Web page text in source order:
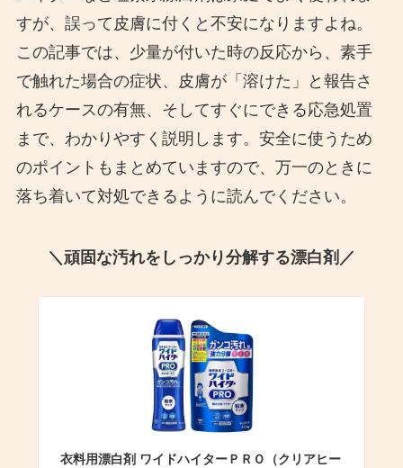
すが、誤って皮膚に付くと不安になりますよね。
この記事では、少量が付いた時の反応から、素手
で触れた場合の症状、皮膚が「溶けた」と報告さ
れるケースの有無、そしてすぐにできる応急処置
まで、わかりやすく説明します。安全に使うため
のポイントもまとめていますので、万一のときに
落ち着いて対処できるように読んでください。
＼頑固な汚れをしっかり分解する漂白剤／
衣料用漂白剤 ワイドハイターＰＲＯ（クリアヒー